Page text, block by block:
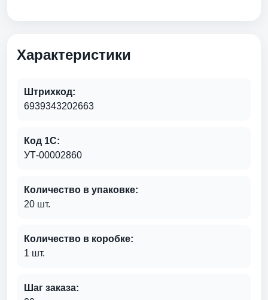
Характеристики
Штрихкод:
6939343202663
Код 1С:
УТ-00002860
Количество в упаковке:
20 шт.
Количество в коробке:
1 шт.
Шаг заказа: